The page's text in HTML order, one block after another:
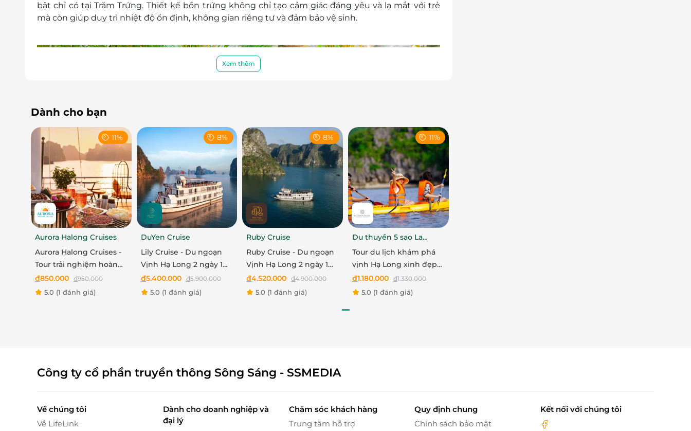
bật chỉ có tại Trăm Trứng. Thiết kế bồn trứng không chỉ tạo cảm giác đáng yêu và lạ mắt với trẻ
mà còn giúp duy trì nhiệt độ ổn định, không gian riêng tư và đảm bảo vệ sinh.
Thiên nhiên xanh mát, văn hóa bản địa sinh động
Tận hưởng không gian xanh mát và cảnh quan ấn tượng với vườn Trứng, công viên danh nhân,
thác nước, làng Tây Nguyên. Đây là cơ hội để trẻ em khám phá, chụp hình sáng tạo và ghi nhớ
Xem thêm
Dành cho bạn
11%
Aurora Halong Cruises
Aurora Halong Cruises -
Tour trải nghiệm hoàng
hôn trên vịnh Hạ Long
đ850.000 đ950.000
5.0 (1 đánh giá)
8%
DuYen Cruise
Lily Cruise - Du ngoạn
Vịnh Hạ Long 2 ngày 1
đêm
đ5.400.000 đ5.900.000
5.0 (1 đánh giá)
8%
Ruby Cruise
Ruby Cruise - Du ngoạn
Vịnh Hạ Long 2 ngày 1
đêm
đ4.520.000 đ4.900.000
5.0 (1 đánh giá)
11%
Du thuyền 5 sao La
Casta Cruise
Tour du lịch khám phá
vịnh Hạ Long xinh đẹp
cùng du thuyền La Casta
Daily
đ1.180.000 đ1.330.000
5.0 (1 đánh giá)
Công ty cổ phần truyền thông Sông Sáng - SSMEDIA
Về chúng tôi
Về LifeLink
Dành cho doanh nghiệp và
đại lý
Chăm sóc khách hàng
Trung tâm hỗ trợ
Quy định chung
Chính sách bảo mật
Kết nối với chúng tôi